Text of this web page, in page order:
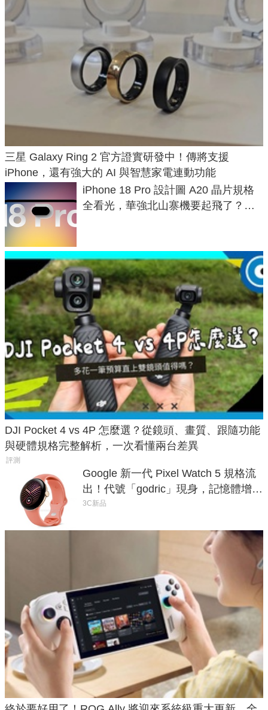
三星 Galaxy Ring 2 官方證實研發中！傳將支援
iPhone，還有強大的 AI 與智慧家電連動功能
iPhone 18 Pro 設計圖 A20 晶片規格
全看光，華強北山寨機要起飛了？專
DJI Pocket 4 vs 4P 怎麼選？從鏡頭、畫質、跟隨功能
與硬體規格完整解析，一次看懂兩台差異
評測
Google 新一代 Pixel Watch 5 規格流
出！代號「godric」現身，記憶體增強
鎖定 AI 應用
3C新品